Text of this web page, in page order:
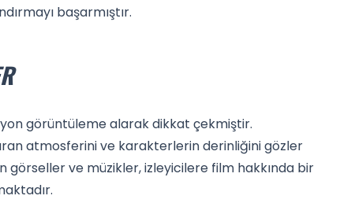
başarmıştır.
görüntüleme alarak dikkat çekmiştir.
atmosferini ve karakterlerin derinliğini gözler
görseller ve müzikler, izleyicilere film hakkında bir